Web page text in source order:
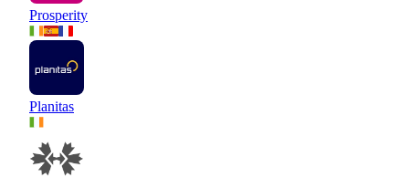
Prosperity
Planitas